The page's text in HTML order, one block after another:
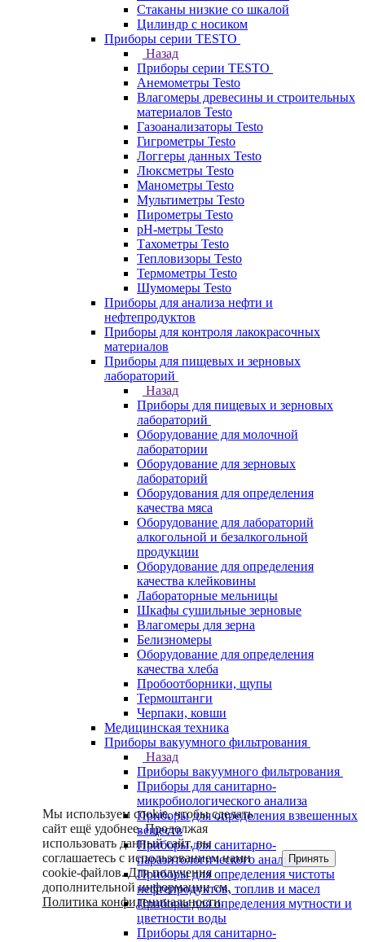
Стаканы низкие со шкалой
Цилиндр с носиком
Приборы серии TESTO
Назад
Приборы серии TESTO
Анемометры Testo
Влагомеры древесины и строительных
материалов Testo
Газоанализаторы Testo
Гигрометры Testo
Логгеры данных Testo
Люксметры Testo
Манометры Testo
Мультиметры Testo
Пирометры Testo
pH-метры Testo
Тахометры Testo
Тепловизоры Testo
Термометры Testo
Шумомеры Testo
Приборы для анализа нефти и
нефтепродуктов
Приборы для контроля лакокрасочных
материалов
Приборы для пищевых и зерновых
лабораторий
Назад
Приборы для пищевых и зерновых
лабораторий
Оборудование для молочной
лаборатории
Оборудование для зерновых
лабораторий
Оборудования для определения
качества мяса
Оборудование для лабораторий
алкогольной и безалкогольной
продукции
Оборудование для определения
качества клейковины
Лабораторные мельницы
Шкафы сушильные зерновые
Влагомеры для зерна
Белизномеры
Оборудование для определения
качества хлеба
Пробоотборники, щупы
Термоштанги
Черпаки, ковши
Медицинская техника
Приборы вакуумного фильтрования
Назад
Приборы вакуумного фильтрования
Приборы для санитарно-
микробиологического анализа
Приборы для определения взвешенных
веществ
Приборы для санитарно-
паразитологического анализа
Приборы для определения чистоты
нефтепродуктов, топлив и масел
Приборы для определения мутности и
цветности воды
Приборы для санитарно-
Мы используем cookie, чтобы сделать
сайт ещё удобнее. Продолжая
использовать данный сайт, вы
соглашаетесь с использованием нами
cookie-файлов. Для получения
дополнительной информации см.
Политика конфиденциальности.
Принять